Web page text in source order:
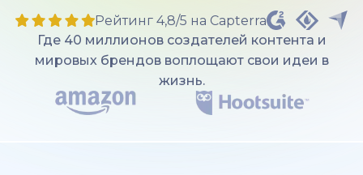
Рейтинг 4,8/5 на Capterra
Где 40 миллионов создателей контента и
мировых брендов воплощают свои идеи в
жизнь.